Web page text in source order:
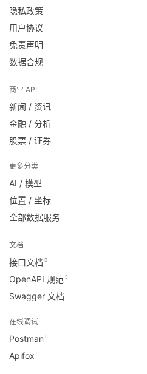
隐私政策
用户协议
免责声明
数据合规
商业 API
新闻 / 资讯
金融 / 分析
股票 / 证券
更多分类
AI / 模型
位置 / 坐标
全部数据服务
文档
接口文档
OpenAPI 规范
Swagger 文档
在线调试
Postman
Apifox